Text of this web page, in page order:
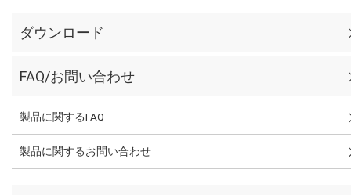
ダウンロード
FAQ/お問い合わせ
製品に関するFAQ
製品に関するお問い合わせ